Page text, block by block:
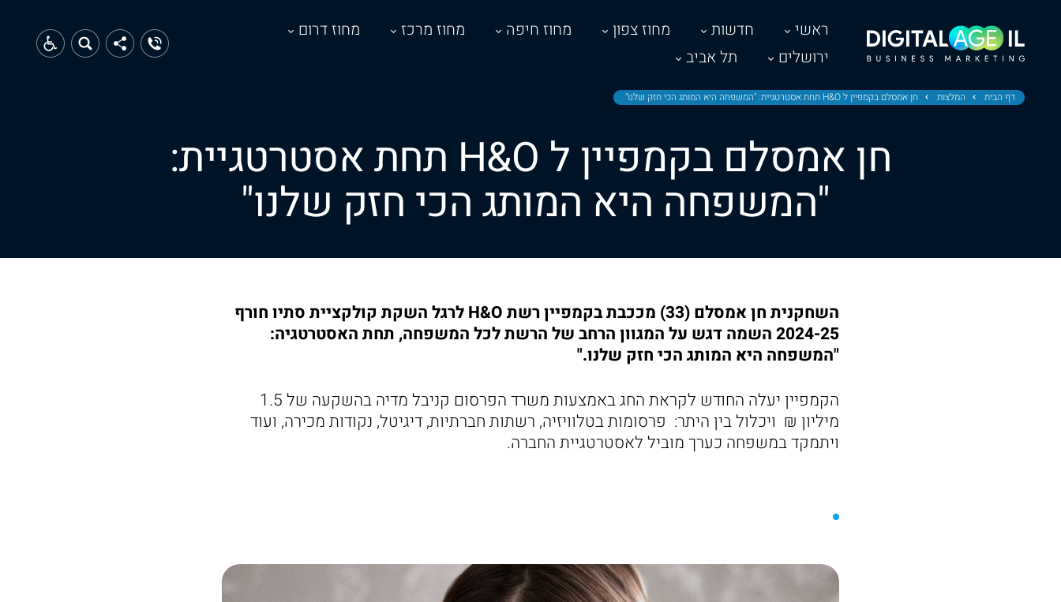
ראשי חדשות מחוז צפון מחוז חיפה מחוז מרכז
מחוז דרום
ירושלים
תל אביב
דף הבית המלצות חן אמסלם בקמפיין ל H&O תחת אסטרטגיית: "המשפחה היא המותג הכי חזק שלנו"
חן אמסלם בקמפיין ל H&O תחת אסטרטגיית:
"המשפחה היא המותג הכי חזק שלנו"
השחקנית חן אמסלם (33) מככבת בקמפיין רשת H&O לרגל השקת קולקציית סתיו חורף
2024-25 השמה דגש על המגוון הרחב של הרשת לכל המשפחה, תחת האסטרטגיה:
"המשפחה היא המותג הכי חזק שלנו."
הקמפיין יעלה החודש לקראת החג באמצעות משרד הפרסום קניבל מדיה בהשקעה של 1.5
מיליון ₪ ויכלול בין היתר: פרסומות בטלוויזיה, רשתות חברתיות, דיגיטל, נקודות מכירה, ועוד
ויתמקד במשפחה כערך מוביל לאסטרטגיית החברה.